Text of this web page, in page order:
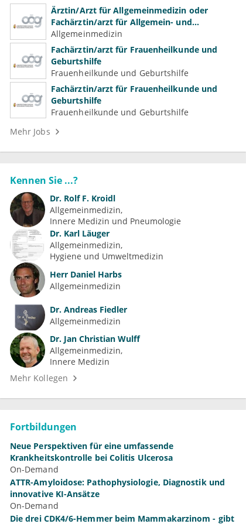
Ärztin/Arzt für Allgemeinmedizin oder
Fachärztin/arzt für Allgemein- und
Familienmedizin für Psychiatrie und
Psychotherapeutische Medizin
Allgemeinmedizin
Fachärztin/arzt für Frauenheilkunde und
Geburtshilfe
Frauenheilkunde und Geburtshilfe
Fachärztin/arzt für Frauenheilkunde und
Geburtshilfe
Frauenheilkunde und Geburtshilfe
Mehr Jobs
Kennen Sie ...?
Dr. Rolf F. Kroidl
Allgemeinmedizin
Innere Medizin und Pneumologie
Dr. Karl Läuger
Allgemeinmedizin
Hygiene und Umweltmedizin
Herr Daniel Harbs
Allgemeinmedizin
Dr. Andreas Fiedler
Allgemeinmedizin
Dr. Jan Christian Wulff
Allgemeinmedizin
Innere Medizin
Mehr Kollegen
Fortbildungen
Neue Perspektiven für eine umfassende
Krankheitskontrolle bei Colitis Ulcerosa
On-Demand
ATTR-Amyloidose: Pathophysiologie, Diagnostik und
innovative KI-Ansätze
On-Demand
Die drei CDK4/6-Hemmer beim Mammakarzinom - gibt